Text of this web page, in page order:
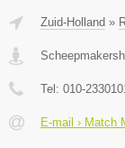
Zuid-Holland »
Tel: 010-
E-mail › Match